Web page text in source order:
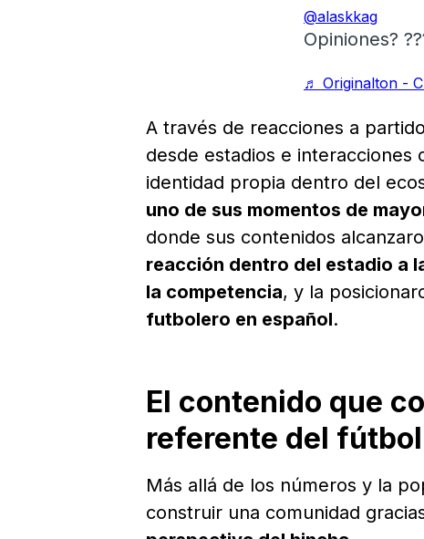
@alaskkag
Opiniones?
♬ Originalton -
A través de reacciones a
desde estadios e interacciones
identidad propia dentro del
uno de sus momentos de
donde sus contenidos
reacción dentro del estadio a
la competencia, y la
futbolero en español.
El contenido que
referente del
Más allá de los números y la
construir una comunidad